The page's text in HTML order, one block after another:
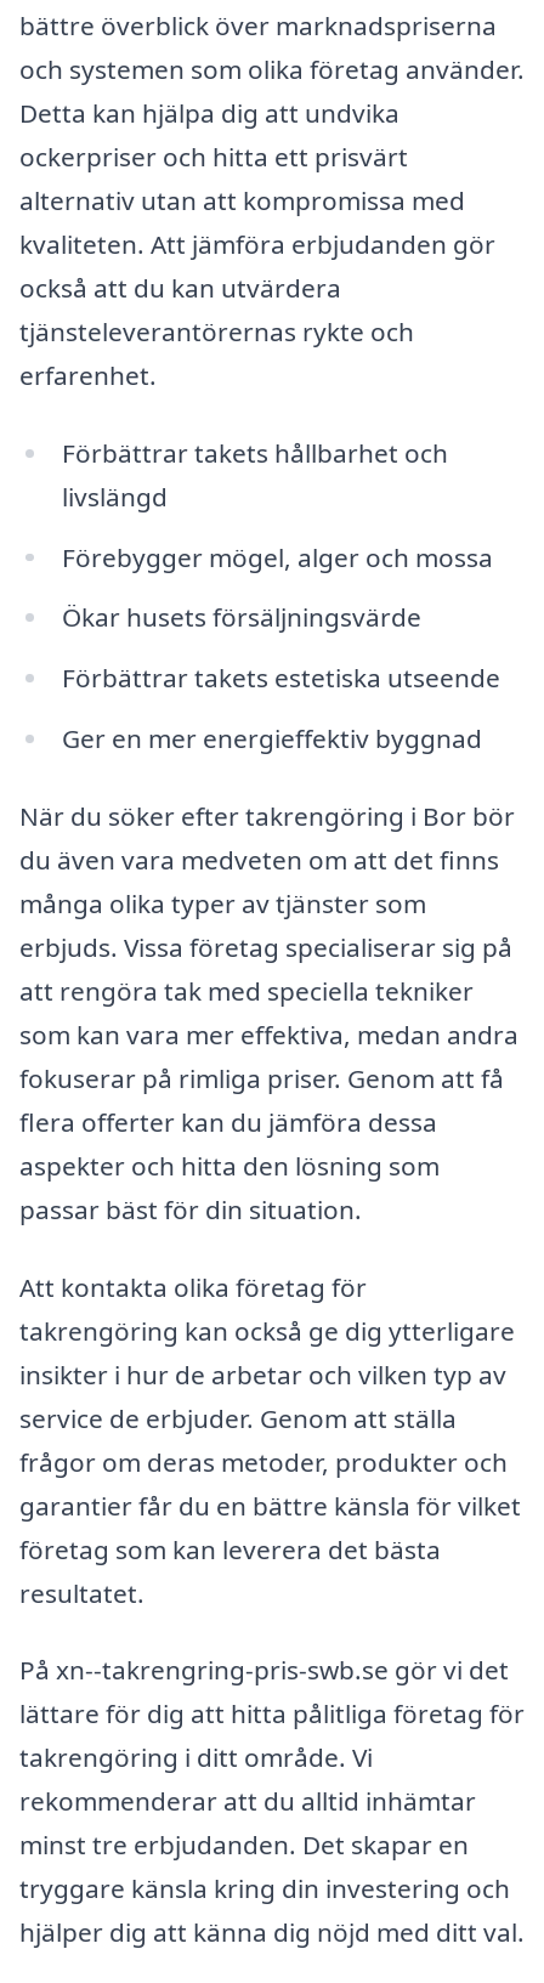
bättre överblick över marknadspriserna
och systemen som olika företag använder.
Detta kan hjälpa dig att undvika
ockerpriser och hitta ett prisvärt
alternativ utan att kompromissa med
kvaliteten. Att jämföra erbjudanden gör
också att du kan utvärdera
tjänsteleverantörernas rykte och
erfarenhet.
Förbättrar takets hållbarhet och
livslängd
Förebygger mögel, alger och mossa
Ökar husets försäljningsvärde
Förbättrar takets estetiska utseende
Ger en mer energieffektiv byggnad
När du söker efter takrengöring i Bor bör
du även vara medveten om att det finns
många olika typer av tjänster som
erbjuds. Vissa företag specialiserar sig på
att rengöra tak med speciella tekniker
som kan vara mer effektiva, medan andra
fokuserar på rimliga priser. Genom att få
flera offerter kan du jämföra dessa
aspekter och hitta den lösning som
passar bäst för din situation.
Att kontakta olika företag för
takrengöring kan också ge dig ytterligare
insikter i hur de arbetar och vilken typ av
service de erbjuder. Genom att ställa
frågor om deras metoder, produkter och
garantier får du en bättre känsla för vilket
företag som kan leverera det bästa
resultatet.
På xn--takrengring-pris-swb.se gör vi det
lättare för dig att hitta pålitliga företag för
takrengöring i ditt område. Vi
rekommenderar att du alltid inhämtar
minst tre erbjudanden. Det skapar en
tryggare känsla kring din investering och
hjälper dig att känna dig nöjd med ditt val.